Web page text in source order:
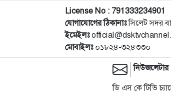
License No : 791333234901
যোগাযোগের ঠিকানাঃসিলেট সদর
ইমেইলঃ
মোবাইলঃ০১৮২৪-৩২৪৩৩০
নিউজলেটার
ডি এস কে টিভি